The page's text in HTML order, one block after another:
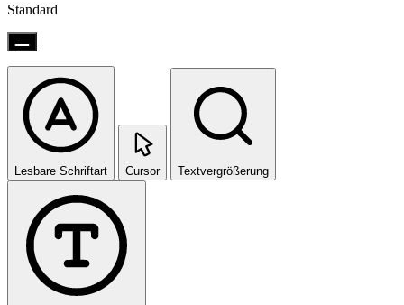
Standard
Lesbare Schriftart Cursor Textvergrößerung